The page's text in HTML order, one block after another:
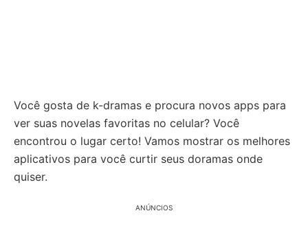
Você gosta de k-dramas e procura novos apps para
ver suas novelas favoritas no celular? Você
encontrou o lugar certo! Vamos mostrar os melhores
aplicativos para você curtir seus doramas onde
quiser.
ANÚNCIOS